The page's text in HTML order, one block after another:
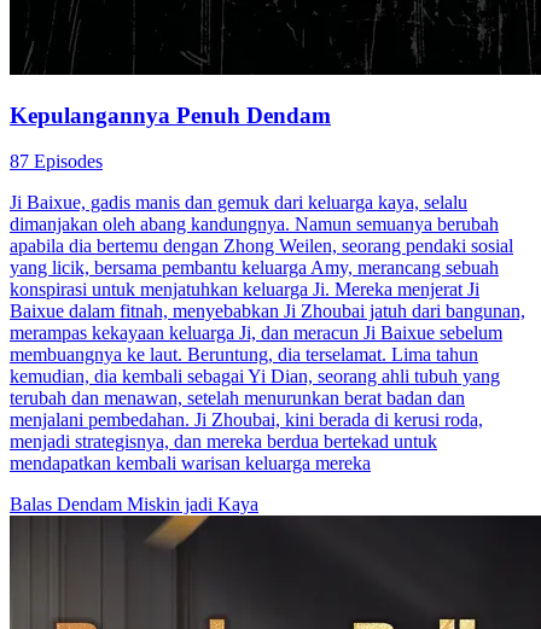
Kepulangannya Penuh Dendam
87 Episodes
Ji Baixue, gadis manis dan gemuk dari keluarga kaya, selalu
dimanjakan oleh abang kandungnya. Namun semuanya berubah
apabila dia bertemu dengan Zhong Weilen, seorang pendaki sosial
yang licik, bersama pembantu keluarga Amy, merancang sebuah
konspirasi untuk menjatuhkan keluarga Ji. Mereka menjerat Ji
Baixue dalam fitnah, menyebabkan Ji Zhoubai jatuh dari bangunan,
merampas kekayaan keluarga Ji, dan meracun Ji Baixue sebelum
membuangnya ke laut. Beruntung, dia terselamat. Lima tahun
kemudian, dia kembali sebagai Yi Dian, seorang ahli tubuh yang
terubah dan menawan, setelah menurunkan berat badan dan
menjalani pembedahan. Ji Zhoubai, kini berada di kerusi roda,
menjadi strategisnya, dan mereka berdua bertekad untuk
mendapatkan kembali warisan keluarga mereka
Balas Dendam Miskin jadi Kaya